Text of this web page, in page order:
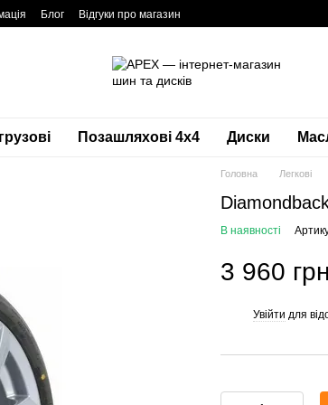
Блог Відгуки про магазин
Позашляхові 4х4 Диски
Головна Легкові
В наявності
3 960 грн
Увійти для